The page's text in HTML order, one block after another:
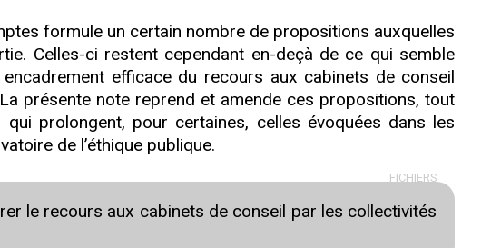
formule un certain nombre de propositions auxquelles
Celles-ci restent cependant en-deçà de ce qui semble
efficace du recours aux cabinets de conseil
présente note reprend et amende ces propositions, tout
prolongent, pour certaines, celles évoquées dans les
de l’éthique publique.
FICHIERS
le recours aux cabinets de conseil par les collectivités